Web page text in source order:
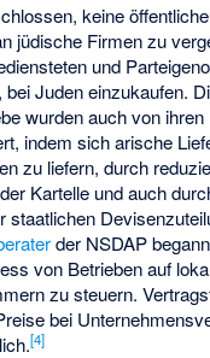
keine
jüdische Firmen zu
und
bei Juden einzukaufen.
wurden auch von ihren
indem sich arische
zu liefern, durch
Kartelle und auch
staatlichen
der NSDAP
von Betrieben auf
zu steuern.
bei
[4]